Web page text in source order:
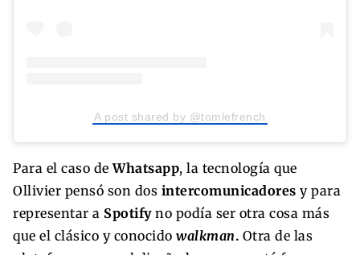
A post shared by @tomlefrench
Para el caso deWhatsapp, la tecnología que
Ollivier pensó son dos intercomunicadores y para
representar a Spotifyno podía ser otra cosa más
que el clásico y conocido walkman. Otra de las